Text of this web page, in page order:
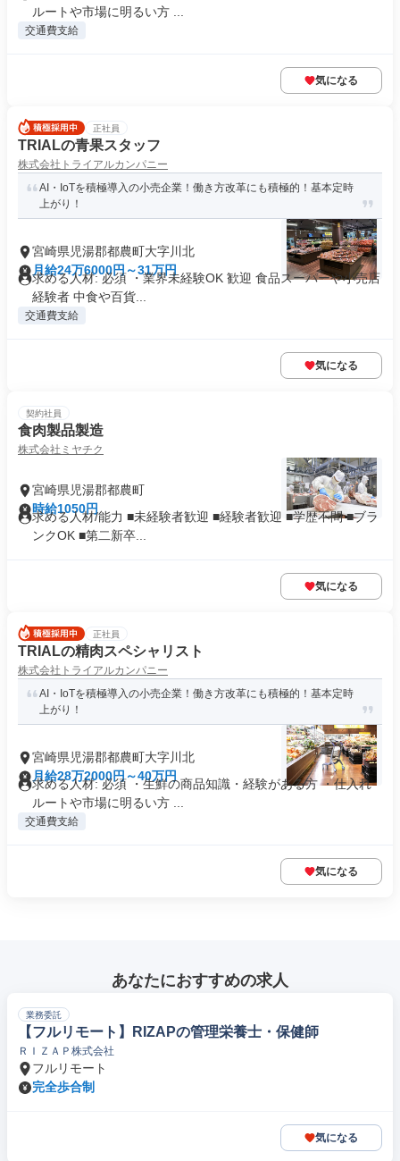
ルートや市場に明るい方 ...
交通費支給
気になる
正社員
TRIALの青果スタッフ
株式会社トライアルカンパニー
AI・IoTを積極導入の小売企業！働き方改革にも積極的！基本定時
上がり！
宮崎県児湯郡都農町大字川北
月給24万6000円～31万円
求める人材: 必須 ・業界未経験OK 歓迎 食品スーパーや小売店
経験者 中食や百貨...
交通費支給
気になる
契約社員
食肉製品製造
株式会社ミヤチク
宮崎県児湯郡都農町
時給1050円
求める人材/能力 ■未経験者歓迎 ■経験者歓迎 ■学歴不問 ■ブラ
ンクOK ■第二新卒...
気になる
正社員
TRIALの精肉スペシャリスト
株式会社トライアルカンパニー
AI・IoTを積極導入の小売企業！働き方改革にも積極的！基本定時
上がり！
宮崎県児湯郡都農町大字川北
月給28万2000円～40万円
求める人材: 必須 ・生鮮の商品知識・経験がある方 ・仕入れ
ルートや市場に明るい方 ...
交通費支給
気になる
あなたにおすすめの求人
業務委託
【フルリモート】RIZAPの管理栄養士・保健師
ＲＩＺＡＰ株式会社
フルリモート
完全歩合制
気になる